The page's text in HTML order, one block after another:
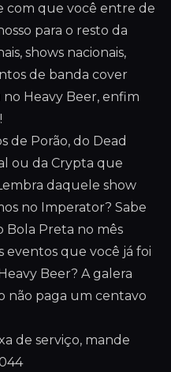
com que você entre de
para o resto da
shows nacionais,
de banda cover
Heavy Beer, enfim
de Porão, do Dead
ou da Crypta que
daquele show
no Imperator? Sabe
Bola Preta no mês
eventos que você já foi
Beer? A galera
não paga um centavo
de serviço, mande